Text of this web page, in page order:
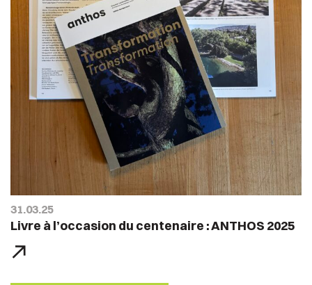
31.03.25
Livre à l’occasion du centenaire : ANTHOS 2025